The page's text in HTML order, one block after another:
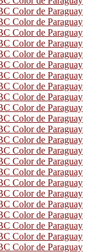
Color de Paraguay
Color de Paraguay
Color de Paraguay
Color de Paraguay
Color de Paraguay
Color de Paraguay
Color de Paraguay
Color de Paraguay
Color de Paraguay
Color de Paraguay
Color de Paraguay
Color de Paraguay
Color de Paraguay
Color de Paraguay
Color de Paraguay
Color de Paraguay
Color de Paraguay
Color de Paraguay
Color de Paraguay
Color de Paraguay
Color de Paraguay
Color de Paraguay
Color de Paraguay